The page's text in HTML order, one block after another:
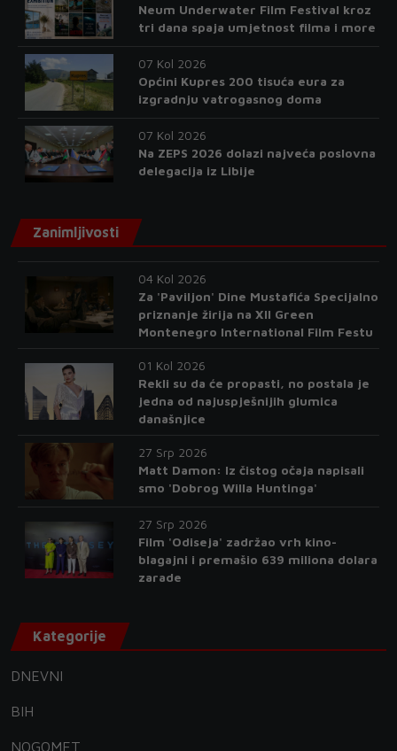
Neum Underwater Film Festival kroz
tri dana spaja umjetnost filma i more
07 Kol 2026
Općini Kupres 200 tisuća eura za
izgradnju vatrogasnog doma
07 Kol 2026
Na ZEPS 2026 dolazi najveća poslovna
delegacija iz Libije
Zanimljivosti
04 Kol 2026
Za 'Paviljon' Dine Mustafića Specijalno
priznanje žirija na XII Green
Montenegro International Film Festu
01 Kol 2026
Rekli su da će propasti, no postala je
jedna od najuspješnijih glumica
današnjice
27 Srp 2026
Matt Damon: Iz čistog očaja napisali
smo 'Dobrog Willa Huntinga'
27 Srp 2026
Film 'Odiseja' zadržao vrh kino-
blagajni i premašio 639 miliona dolara
zarade
Kategorije
DNEVNI
BIH
NOGOMET